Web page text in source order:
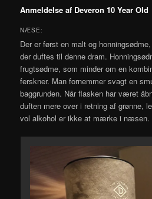
Anmeldelse af Deveron 10 Year Old
NÆSE:
Der er først en malt og
der duftes til denne dram.
frugtsødme, som minder om en
ferskner. Man fornemmer svagt en
baggrunden. Når flasken har været
duften mere over i retning af grønne,
vol alkohol er ikke at mærke i næsen.